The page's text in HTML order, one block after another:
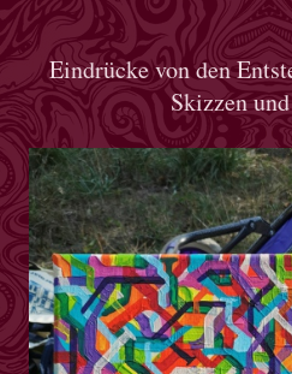
Eindrücke von den
Skizzen